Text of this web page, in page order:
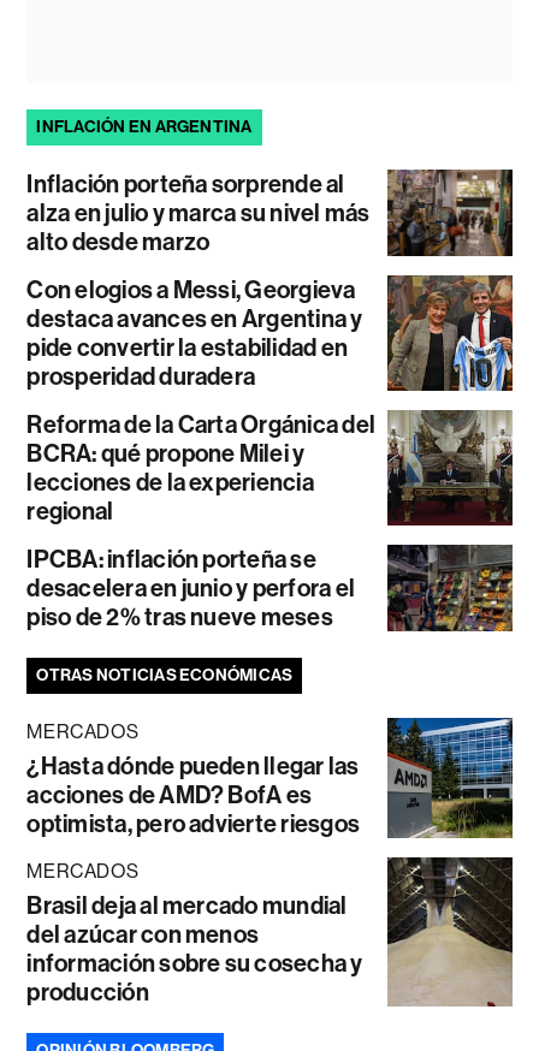
INFLACIÓN EN ARGENTINA
Inflación porteña sorprende al
alza en julio y marca su nivel más
alto desde marzo
Con elogios a Messi, Georgieva
destaca avances en Argentina y
pide convertir la estabilidad en
prosperidad duradera
Reforma de la Carta Orgánica del
BCRA: qué propone Milei y
lecciones de la experiencia
regional
IPCBA: inflación porteña se
desacelera en junio y perfora el
piso de 2% tras nueve meses
OTRAS NOTICIAS ECONÓMICAS
MERCADOS
¿Hasta dónde pueden llegar las
acciones de AMD? BofA es
optimista, pero advierte riesgos
MERCADOS
Brasil deja al mercado mundial
del azúcar con menos
información sobre su cosecha y
producción